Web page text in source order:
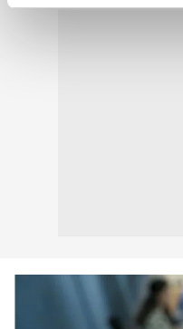
reklamların
kullanılmaktadır. Diğer
kılınması ve
reklam/pazarlama